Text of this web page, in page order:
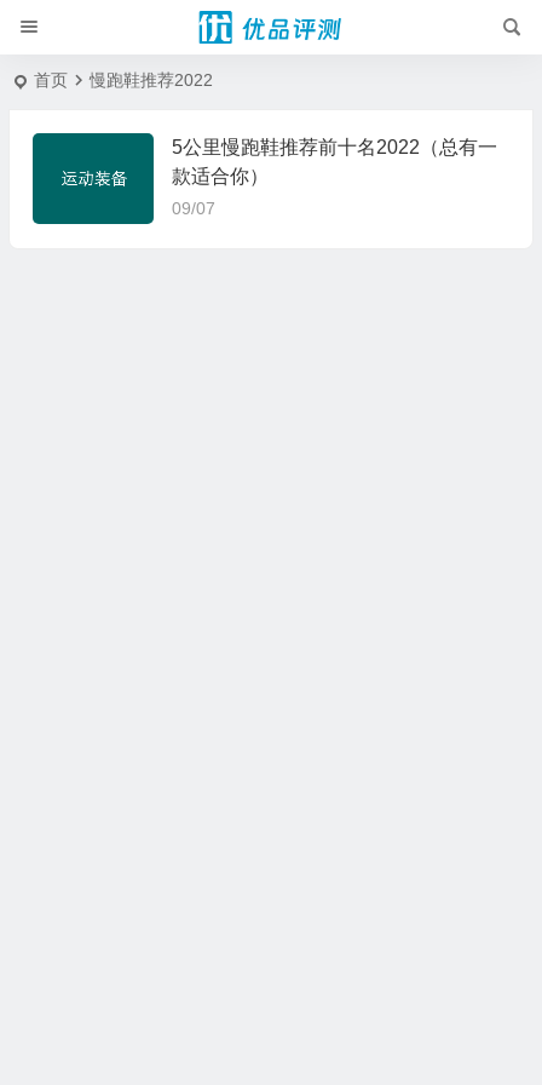
首页 慢跑鞋推荐2022
5公里慢跑鞋推荐前十名2022（总有一
款适合你）
09/07